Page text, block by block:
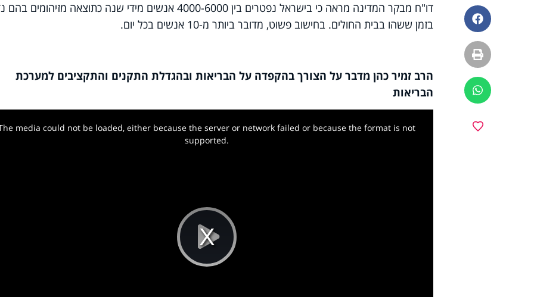
פייסבוק
הדפסה
ווטסאפ
דו"ח מבקר המדינה מראה כי בישראל נפטרים בין 4000-6000 אנשים מידי שנה כתוצאה
בזמן ששהו בבית החולים. בחישוב פשוט, מדובר ביותר מ-10 אנשים בכל יום.
הרב זמיר כהן מדבר על הצורך בהקפדה על הבריאות ובהגדלת התקנים והתקציבים למערכת
הבריאות
Play
media could not be loaded, either because the server or network failed or because the format is not
supported.